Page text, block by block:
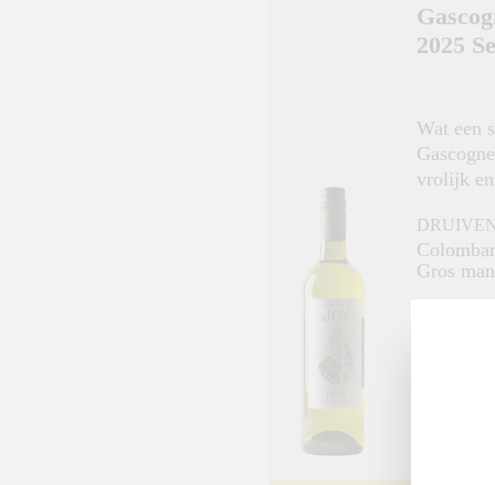
2025
Wat een
vrolijk
Gros